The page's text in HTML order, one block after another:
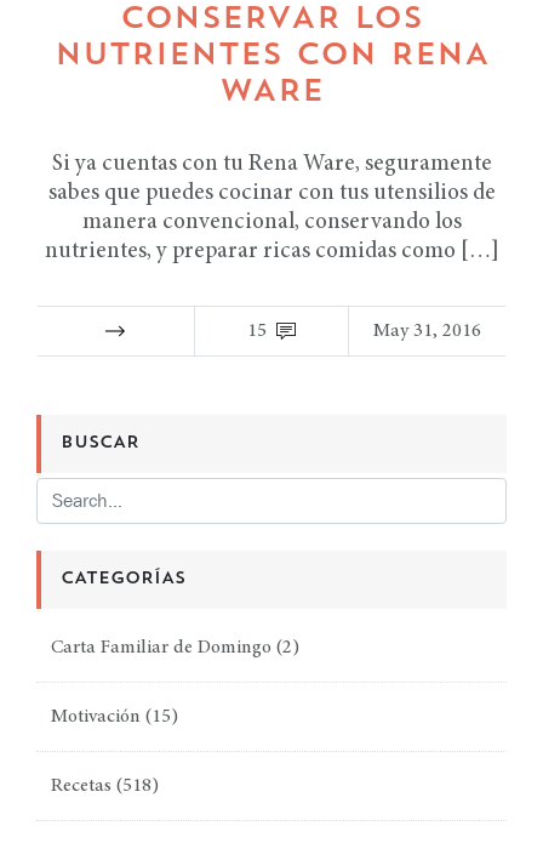
CONSERVAR LOS
NUTRIENTES CON RENA
WARE
Si ya cuentas con tu Rena Ware, seguramente
sabes que puedes cocinar con tus utensilios de
manera convencional, conservando los
nutrientes, y preparar ricas comidas como […]
15 May 31, 2016
BUSCAR
CATEGORÍAS
Carta Familiar de Domingo (2)
Motivación (15)
Recetas (518)